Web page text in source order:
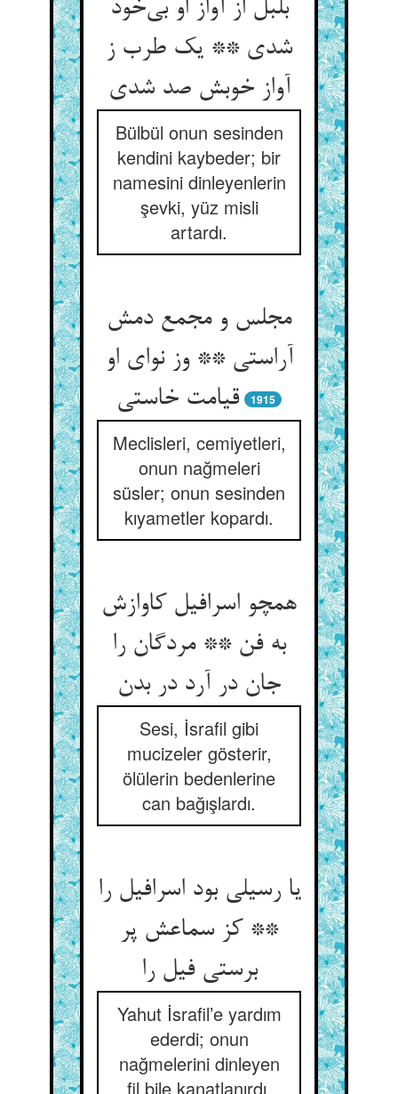
بلبل از آواز او بی‌‌خود
شدی ** یک طرب ز
Bülbül onun sesinden
kendini kaybeder; bir
namesini dinleyenlerin
şevki, yüz misli
artardı.
مجلس و مجمع دمش
آراستی ** وز نوای او
1915
Meclisleri, cemiyetleri,
onun nağmeleri
süsler; onun sesinden
kıyametler kopardı.
همچو اسرافیل کاوازش
به فن ** مردگان را
Sesi, İsrafil gibi
mucizeler gösterir,
ölülerin bedenlerine
can bağışlardı.
یا رسیلی بود اسرافیل را
** کز سماعش پر
برستی فیل را
Yahut İsrafil’e yardım
ederdi; onun
nağmelerini dinleyen
fil bile kanatlanırdı.